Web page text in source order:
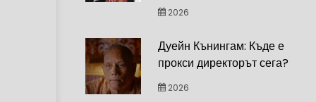
2026
Дуейн Кънингам: Къде е
прокси директорът сега?
2026